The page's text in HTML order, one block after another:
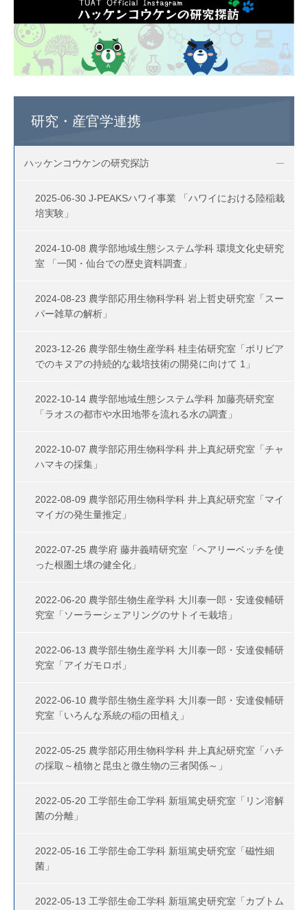
研究・産官学連携
ハッケンコウケンの研究探訪
2025-06-30 J-PEAKSハワイ事業 「ハワイにおける陸稲栽
培実験」
2024-10-08 農学部地域生態システム学科 環境文化史研究
室 「一関・仙台での歴史資料調査」
2024-08-23 農学部応用生物科学科 岩上哲史研究室「スー
パー雑草の解析」
2023-12-26 農学部生物生産学科 桂圭佑研究室「ボリビア
でのキヌアの持続的な栽培技術の開発に向けて 1」
2022-10-14 農学部地域生態システム学科 加藤亮研究室
「ラオスの都市や水田地帯を流れる水の調査」
2022-10-07 農学部応用生物科学科 井上真紀研究室「チャ
ハマキの採集」
2022-08-09 農学部応用生物科学科 井上真紀研究室「マイ
マイガの発生量推定」
2022-07-25 農学府 藤井義晴研究室「ヘアリーベッチを使
った根圏土壌の健全化」
2022-06-20 農学部生物生産学科 大川泰一郎・安達俊輔研
究室「ソーラーシェアリングのサトイモ栽培」
2022-06-13 農学部生物生産学科 大川泰一郎・安達俊輔研
究室「アイガモロボ」
2022-06-10 農学部生物生産学科 大川泰一郎・安達俊輔研
究室「いろんな系統の稲の田植え」
2022-05-25 農学部応用生物科学科 井上真紀研究室「ハチ
の採取～植物と昆虫と微生物の三者関係～」
2022-05-20 工学部生命工学科 新垣篤史研究室「リン溶解
菌の分離」
2022-05-16 工学部生命工学科 新垣篤史研究室「磁性細
菌」
2022-05-13 工学部生命工学科 新垣篤史研究室「カブトム